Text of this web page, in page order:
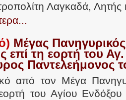
Λαγκαδά, Λητής
Μέγας Πανηγυρικός
επί τη εορτή του
Παντελεήμονος
από τον Μέγα
του Αγίου